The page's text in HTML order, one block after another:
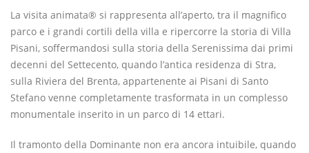
La visita animata® si rappresenta all’aperto, tra il magnifico
parco e i grandi cortili della villa e ripercorre la storia di Villa
Pisani, soffermandosi sulla storia della Serenissima dai primi
decenni del Settecento, quando l’antica residenza di Stra,
sulla Riviera del Brenta, appartenente ai Pisani di Santo
Stefano venne completamente trasformata in un complesso
monumentale inserito in un parco di 14 ettari.
Il tramonto della Dominante non era ancora intuibile, quando